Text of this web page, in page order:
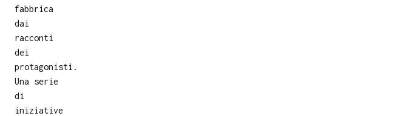
fabbrica
dai
racconti
dei
protagonisti.
Una serie
di
iniziative